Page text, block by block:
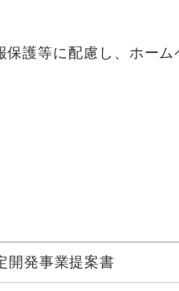
護等に配慮し、ホーム
開発事業提案書